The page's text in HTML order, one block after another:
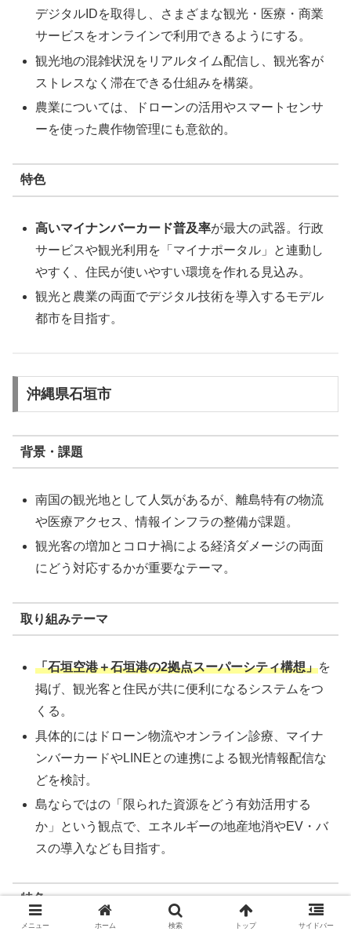
デジタルIDを取得し、さまざまな観光・医療・商業
サービスをオンラインで利用できるようにする。
観光地の混雑状況をリアルタイム配信し、観光客が
ストレスなく滞在できる仕組みを構築。
農業については、ドローンの活用やスマートセンサ
ーを使った農作物管理にも意欲的。
特色
高いマイナンバーカード普及率が最大の武器。行政
サービスや観光利用を「マイナポータル」と連動し
やすく、住民が使いやすい環境を作れる見込み。
観光と農業の両面でデジタル技術を導入するモデル
都市を目指す。
沖縄県石垣市
背景・課題
南国の観光地として人気があるが、離島特有の物流
や医療アクセス、情報インフラの整備が課題。
観光客の増加とコロナ禍による経済ダメージの両面
にどう対応するかが重要なテーマ。
取り組みテーマ
「石垣空港＋石垣港の2拠点スーパーシティ構想」を
掲げ、観光客と住民が共に便利になるシステムをつ
くる。
具体的にはドローン物流やオンライン診療、マイナ
ンバーカードやLINEとの連携による観光情報配信な
どを検討。
島ならではの「限られた資源をどう有効活用する
か」という観点で、エネルギーの地産地消やEV・バ
スの導入なども目指す。
特色
メニュー ホーム 検索 トップ サイドバー